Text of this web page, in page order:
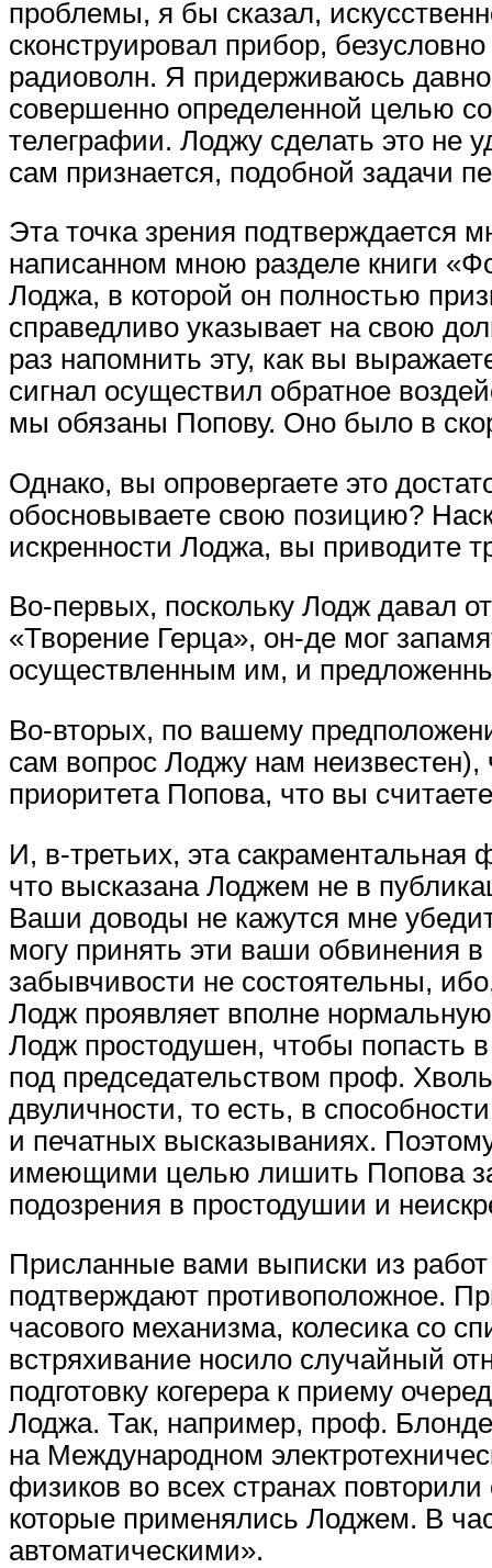
проблемы, я бы сказал,
сконструировал прибор,
радиоволн. Я придерживаюсь
совершенно определенной целью
телеграфии. Лоджу сделать это не
сам признается, подобной задачи
Эта точка зрения подтверждается
написанном мною разделе книги
Лоджа, в которой он полностью
справедливо указывает на свою
раз напомнить эту, как вы
сигнал осуществил обратное
мы обязаны Попову. Оно было в
Однако, вы опровергаете это
обосновываете свою позицию?
искренности Лоджа, вы приводите
Во-первых, поскольку Лодж давал
«Творение Герца», он-де мог
осуществленным им, и
Во-вторых, по вашему
сам вопрос Лоджу нам
приоритета Попова, что вы
И, в-третьих, эта сакраментальная
что высказана Лоджем не в
Ваши доводы не кажутся мне
могу принять эти ваши обвинения
забывчивости не состоятельны,
Лодж проявляет вполне
Лодж простодушен, чтобы попасть
под председательством проф.
двуличности, то есть, в
и печатных высказываниях.
имеющими целью лишить Попова
подозрения в простодушии и
Присланные вами выписки из
подтверждают противоположное.
часового механизма, колесика со
встряхивание носило случайный
подготовку когерера к приему
Лоджа. Так, например, проф.
на Международном
физиков во всех странах
которые применялись Лоджем. В
автоматическими».